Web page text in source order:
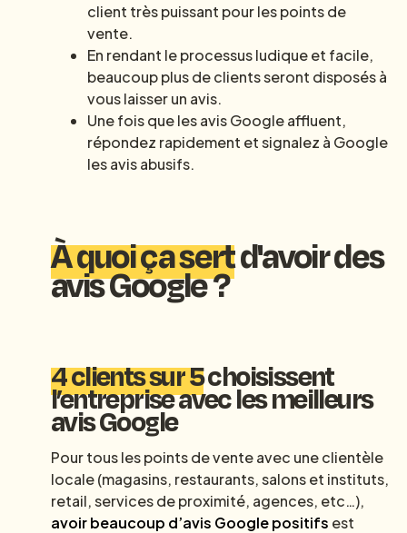
client très puissant pour les points de
vente.
En rendant le processus ludique et facile,
beaucoup plus de clients seront disposés à
vous laisser un avis.
Une fois que les avis Google affluent,
répondez rapidement et signalez à Google
les avis abusifs.
À quoi ça sertd'avoir des
avis Google ?
4 clients sur 5choisissent
l’entreprise avec les meilleurs
avis Google
Pour tous les points de vente avec une clientèle
locale (magasins, restaurants, salons et instituts,
retail, services de proximité, agences, etc…),
avoir beaucoup d’avis Google positifs est